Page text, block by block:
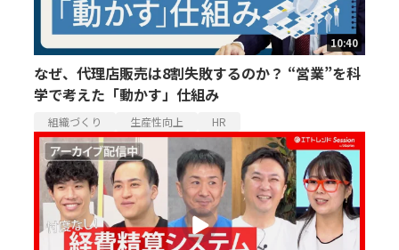
10:40
なぜ、代理店販売は8割失敗するのか？ “営業”を科
学で考えた「動かす」仕組み
組織づくり 生産性向上 HR